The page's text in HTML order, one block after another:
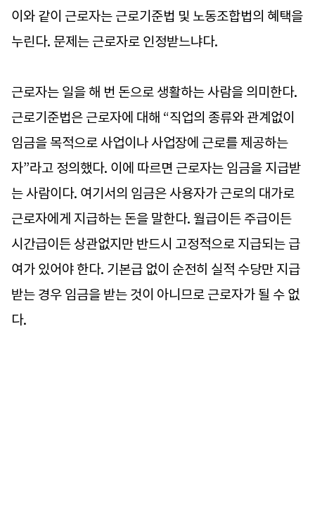
이와 같이 근로자는 근로기준법 및 노동조합법의 혜택을
누린다. 문제는 근로자로 인정받느냐다.
근로자는 일을 해 번 돈으로 생활하는 사람을 의미한다.
근로기준법은 근로자에 대해 “직업의 종류와 관계없이
임금을 목적으로 사업이나 사업장에 근로를 제공하는
자”라고 정의했다. 이에 따르면 근로자는 임금을 지급받
는 사람이다. 여기서의 임금은 사용자가 근로의 대가로
근로자에게 지급하는 돈을 말한다. 월급이든 주급이든
시간급이든 상관없지만 반드시 고정적으로 지급되는 급
여가 있어야 한다. 기본급 없이 순전히 실적 수당만 지급
받는 경우 임금을 받는 것이 아니므로 근로자가 될 수 없
다.